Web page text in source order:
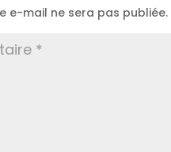
e-mail ne sera pas publiée.